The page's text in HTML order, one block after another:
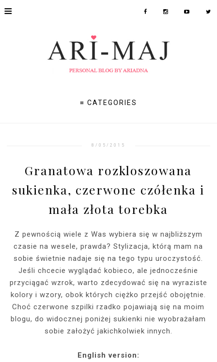
≡
≡ CATEGORIES
8/05/2015
Granatowa rozkloszowana
sukienka, czerwone czółenka i
mała złota torebka
Z pewnością wiele z Was wybiera się w najbliższym
czasie na wesele, prawda? Stylizacja, którą mam na
sobie świetnie nadaje się na tego typu uroczystość.
Jeśli chcecie wyglądać kobieco, ale jednocześnie
przyciągać wzrok, warto zdecydować się na wyraziste
kolory i wzory, obok których ciężko przejść obojętnie.
Choć czerwone szpilki rzadko pojawiają się na moim
blogu, do widocznej poniżej sukienki nie wyobrażałam
sobie założyć jakichkolwiek innych.
English version: